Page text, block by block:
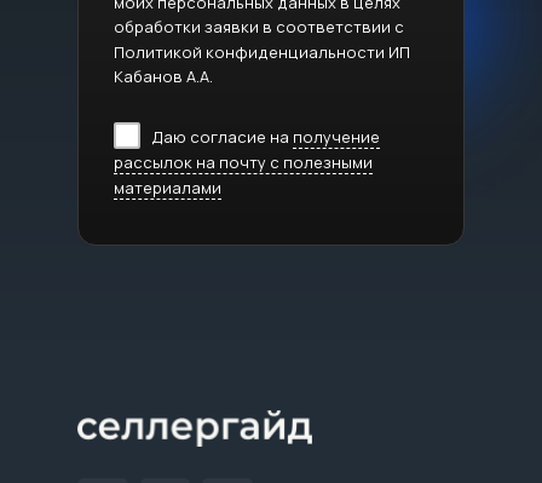
обработки заявки в соответствии с
Политикой конфиденциальности ИП
Кабанов А.А.
Даю согласие на получение
рассылок на почту с полезными
материалами